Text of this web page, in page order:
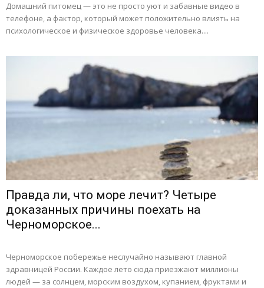
Домашний питомец — это не просто уют и забавные видео в
телефоне, а фактор, который может положительно влиять на
психологическое и физическое здоровье человека....
Правда ли, что море лечит? Четыре
доказанных причины поехать на
Черноморское...
Черноморское побережье неслучайно называют главной
здравницей России. Каждое лето сюда приезжают миллионы
людей — за солнцем, морским воздухом, купанием, фруктами и